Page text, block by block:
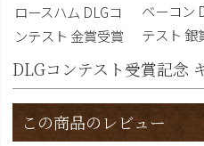
ロースハム DLGコ
ンテスト 金賞受賞
ベーコン
テスト 銀
DLGコンテスト受賞記念
この商品のレビュー